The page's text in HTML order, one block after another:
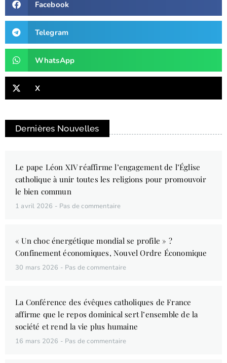
Facebook
Telegram
WhatsApp
X
Dernières Nouvelles
Le pape Léon XIV réaffirme l’engagement de l’Église
catholique à unir toutes les religions pour promouvoir
le bien commun
1 avril 2026 Pas de commentaire
« Un choc énergétique mondial se profile » ?
Confinement économiques, Nouvel Ordre Économique
30 mars 2026 Pas de commentaire
La Conférence des évêques catholiques de France
affirme que le repos dominical sert l’ensemble de la
société et rend la vie plus humaine
16 mars 2026 Pas de commentaire